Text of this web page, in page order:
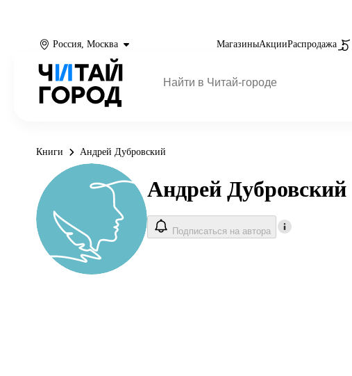
Россия, Москва МагазиныАкцииРаспродажа
Книги Андрей Дубровский
Андрей Дубровский
Подписаться на автора